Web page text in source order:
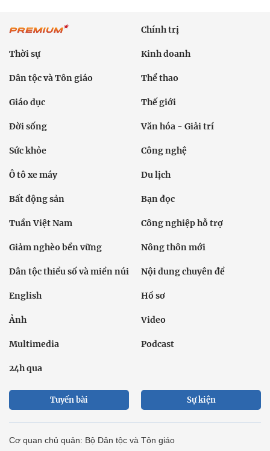
Chính trị
Thời sự Kinh doanh
Dân tộc và Tôn giáo Thể thao
Giáo dục Thế giới
Đời sống Văn hóa - Giải trí
Sức khỏe Công nghệ
Ô tô xe máy Du lịch
Bất động sản Bạn đọc
Tuần Việt Nam Công nghiệp hỗ trợ
Giảm nghèo bền vững Nông thôn mới
Dân tộc thiểu số và miền núi Nội dung chuyên đề
English Hồ sơ
Ảnh Video
Multimedia Podcast
24h qua
Tuyến bài Sự kiện
Cơ quan chủ quản: Bộ Dân tộc và Tôn giáo